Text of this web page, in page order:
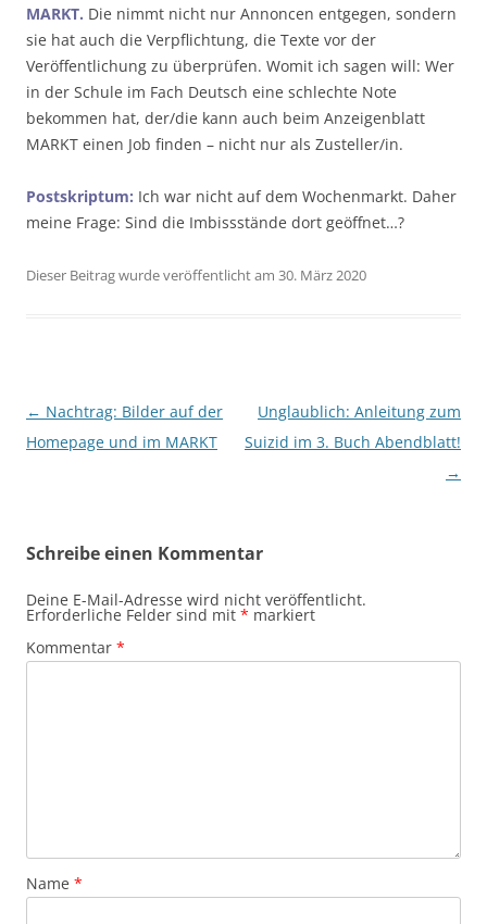
MARKT. Die nimmt nicht nur Annoncen entgegen, sondern
sie hat auch die Verpflichtung, die Texte vor der
Veröffentlichung zu überprüfen. Womit ich sagen will: Wer
in der Schule im Fach Deutsch eine schlechte Note
bekommen hat, der/die kann auch beim Anzeigenblatt
MARKT einen Job finden – nicht nur als Zusteller/in.
Postskriptum: Ich war nicht auf dem Wochenmarkt. Daher
meine Frage: Sind die Imbissstände dort geöffnet…?
Dieser Beitrag wurde veröffentlicht am 30. März 2020
Beitragsnavigation
← Nachtrag: Bilder auf der
Homepage und im MARKT
Unglaublich: Anleitung zum
Suizid im 3. Buch Abendblatt!
→
Schreibe einen Kommentar
Deine E-Mail-Adresse wird nicht veröffentlicht.
Erforderliche Felder sind mit * markiert
Kommentar *
Name *